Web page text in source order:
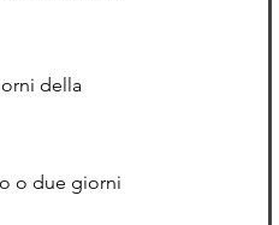
della
o due giorni